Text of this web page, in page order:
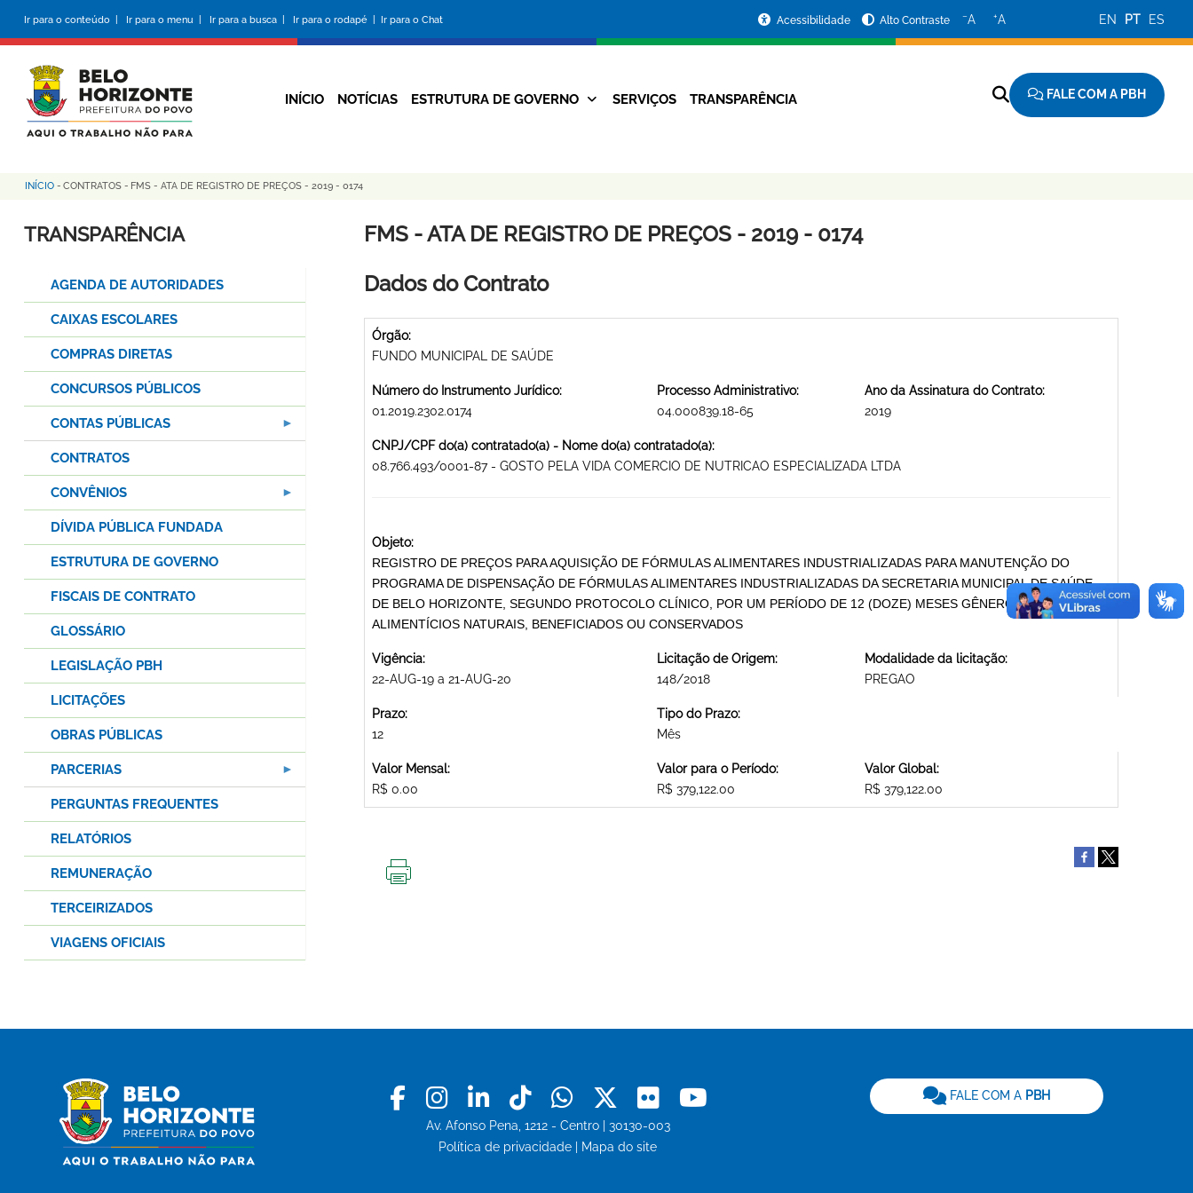
conteúdo
principal
Ir para o conteúdo | Ir para o menu | Ir para a busca | Ir para o rodapé | Ir para o Chat
da
Prefeitura
Acessibilidade Alto Contraste −A +A EN PT ES
Navegação
INÍCIO NOTÍCIAS ESTRUTURA DE GOVERNO SERVIÇOS TRANSPARÊNCIA FALE COM A PBH
Trilha
de
INÍCIO - CONTRATOS - FMS - ATA DE REGISTRO DE PREÇOS - 2019 - 0174
FMS - ATA DE REGISTRO DE PREÇOS - 2019 - 0174
Dados do Contrato
Órgão:
FUNDO MUNICIPAL DE SAÚDE
Número do Instrumento Jurídico:
01.2019.2302.0174
Processo Administrativo:
04.000839.18-65
Ano da Assinatura do Contrato:
2019
CNPJ/CPF do(a) contratado(a) - Nome do(a) contratado(a):
08.766.493/0001-87 - GOSTO PELA VIDA COMERCIO DE NUTRICAO ESPECIALIZADA LTDA
Objeto:
REGISTRO DE PREÇOS PARA AQUISIÇÃO DE FÓRMULAS ALIMENTARES INDUSTRIALIZADAS PARA MANUTENÇÃO DO
PROGRAMA DE DISPENSAÇÃO DE FÓRMULAS ALIMENTARES INDUSTRIALIZADAS DA SECRETARIA MUNICIPAL DE SAÚDE
DE BELO HORIZONTE, SEGUNDO PROTOCOLO CLÍNICO, POR UM PERÍODO DE 12 (DOZE) MESES GÊNEROS
ALIMENTÍCIOS NATURAIS, BENEFICIADOS OU CONSERVADOS
Vigência:
22-AUG-19 a 21-AUG-20
Licitação de Origem:
148/2018
Modalidade da licitação:
PREGAO
Prazo:
12
Tipo do Prazo:
Mês
Valor Mensal:
R$ 0.00
Valor para o Período:
R$ 379,122.00
Valor Global:
R$ 379,122.00
TRANSPARÊNCIA
AGENDA DE AUTORIDADES
CAIXAS ESCOLARES
COMPRAS DIRETAS
CONCURSOS PÚBLICOS
CONTAS PÚBLICAS
CONTRATOS
CONVÊNIOS
DÍVIDA PÚBLICA FUNDADA
ESTRUTURA DE GOVERNO
FISCAIS DE CONTRATO
GLOSSÁRIO
LEGISLAÇÃO PBH
LICITAÇÕES
OBRAS PÚBLICAS
PARCERIAS
PERGUNTAS FREQUENTES
RELATÓRIOS
REMUNERAÇÃO
TERCEIRIZADOS
VIAGENS OFICIAIS
Facebook
Instagram
LinkedinTiktokWhatsapp
X Flickr
Av. Afonso Pena, 1212 - Centro | 30130-003
Política de privacidade
Mapa do site
FALE COM A PBH